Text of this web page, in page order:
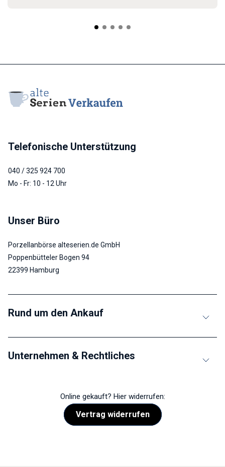
Telefonische Unterstützung
040 / 325 924 700
Mo - Fr: 10 - 12 Uhr
Unser Büro
Porzellanbörse alteserien.de GmbH
Poppenbütteler Bogen 94
22399 Hamburg
Rund um den Ankauf
Unternehmen & Rechtliches
Online gekauft? Hier widerrufen:
Vertrag widerrufen